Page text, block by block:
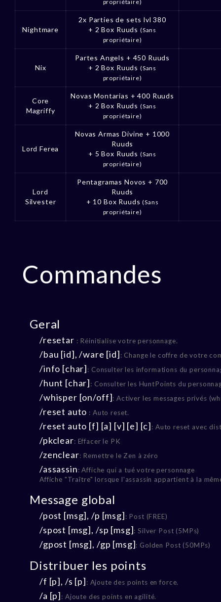
propriétaire)
Nightmare
2x Parties de sets lvl 380
+ 2 Box Ruuds (Sans
propriétaire)
Nix
Partes Angels + 450 Ruuds
+ 2 Box Ruuds (Sans
propriétaire)
Core
Magriffy
Novas Montarias + 400 Ruuds
+ 2 Box Ruuds (Sans
propriétaire)
Lord Ferea
Novas Armas Divine + 1000
Ruuds
+ 5 Box Ruuds (Sans
propriétaire)
Lord
Silvester
Pentagramas Novos + 700
Ruuds
+ 10 Box Ruuds(Sans
propriétaire)
Commandes
Geral
/resetar : Réinitialise votre personnage.
/bau [id], /ware [id]: Change le coffre de votre
/info [char]: Consulter les informations du
/hunt [char]: Consulter les HuntPoints du
/whisper [on/off]: Activer les messages privés
/reset auto : Auto reset.
/reset auto [f] [a] [v] [e] [c]: Auto reset avec
/pkclear: Effacer le PK
/zenclear: Remettre le Zen à zéro
/assassin: Affiche qui a tué votre personnage
Affiche "Traître" lorsque l'assassin appartient à la
Message global
/post [msg], /p [msg]: Post (FREE)
/spost [msg], /sp [msg]: Silver Post (5MPs)
/gpost [msg], /gp [msg]: Golden Post (50MPs)
Distribuer les points
/f [p], /s [p]: Ajoute des points en force.
/a [p]: Ajoute des points en agilité.